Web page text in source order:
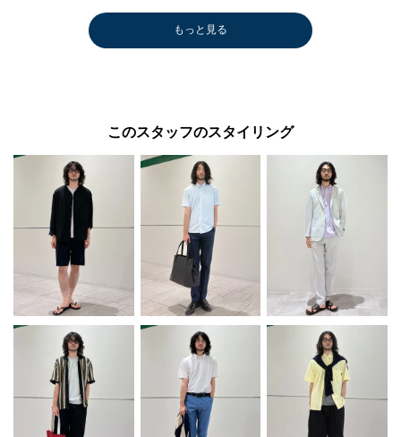
もっと見る
このスタッフのスタイリング